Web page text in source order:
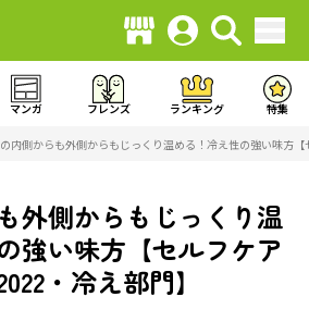
マンガ フレンズ ランキング 特集
内側からも外側からもじっくり温める！冷え性の強い味方
外側からもじっくり温
強い味方【セルフケア
・冷え部門】